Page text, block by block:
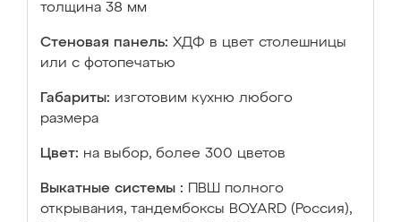
толщина 38 мм
Стеновая панель: ХДФ в цвет столешницы
или с фотопечатью
Габариты: изготовим кухню любого
размера
Цвет: на выбор, более 300 цветов
Выкатные системы :
ПВШ полного
открывания, тандембоксы BOYARD (Россия),